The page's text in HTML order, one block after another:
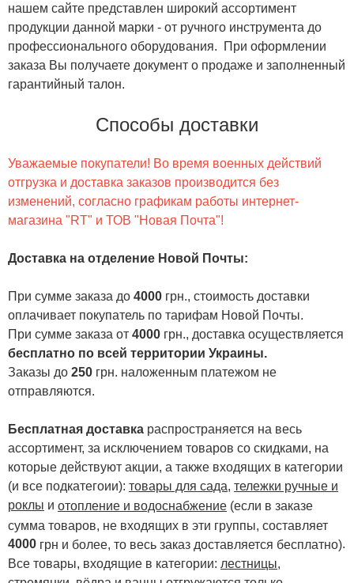
нашем сайте представлен широкий ассортимент
продукции данной марки - от ручного инструмента до
профессионального оборудования. При оформлении
заказа Вы получаете документ о продаже и заполненный
гарантийный талон.
Способы доставки
Уважаемые покупатели! Во время военных действий
отгрузка и доставка заказов производится без
изменений, согласно графикам работы интернет-
магазина "RT" и ТОВ "Новая Почта"!
Доставка на отделение Новой Почты:
При сумме заказа до 4000 грн., стоимость доставки
оплачивает покупатель по тарифам Новой Почты.
При сумме заказа от 4000 грн., доставка осуществляется
бесплатно по всей территории Украины.
Заказы до 250 грн. наложенным платежом не
отправляются.
Бесплатная доставка распространяется на весь
ассортимент, за исключением товаров со скидками, на
которые действуют акции, а также входящих в категории
(и все подкатегоии): товары для сада, тележки ручные и
роклы и отопление и водоснабжение (если в заказе
сумма товаров, не входящих в эти группы, составляет
4000 грн и более, то весь заказ доставляется бесплатно).
Все товары, входящие в категории: лестницы,